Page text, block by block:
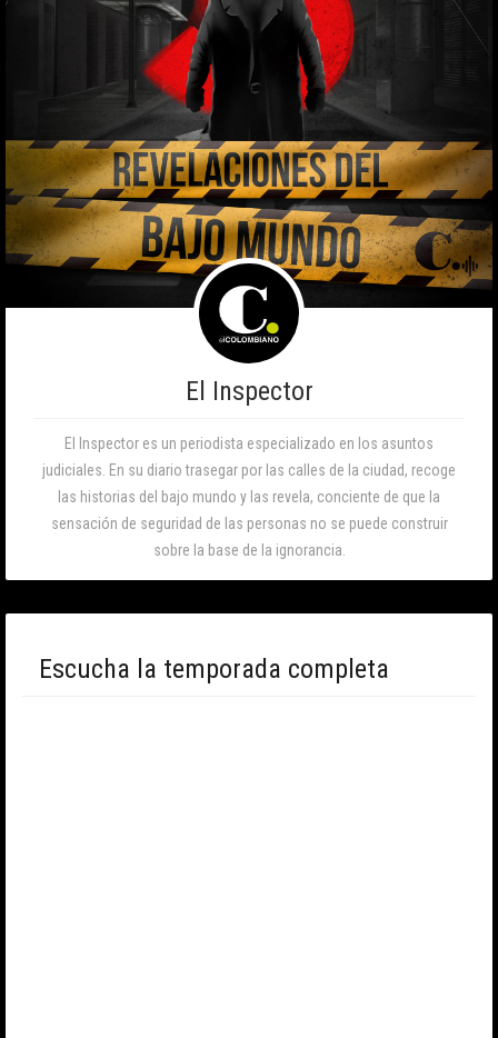
El Inspector
El Inspector es un periodista especializado en los asuntos
judiciales. En su diario trasegar por las calles de la ciudad, recoge
las historias del bajo mundo y las revela, conciente de que la
sensación de seguridad de las personas no se puede construir
sobre la base de la ignorancia.
Escucha la temporada completa